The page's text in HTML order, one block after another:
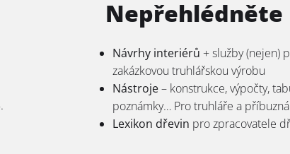
Nepřehlédněte
Návrhy interiérů + služby (nejen)
zakázkovou truhlářskou výrobu
Nástroje– konstrukce, výpočty,
poznámky… Pro truhláře a
Lexikon dřevin pro zpracovatele